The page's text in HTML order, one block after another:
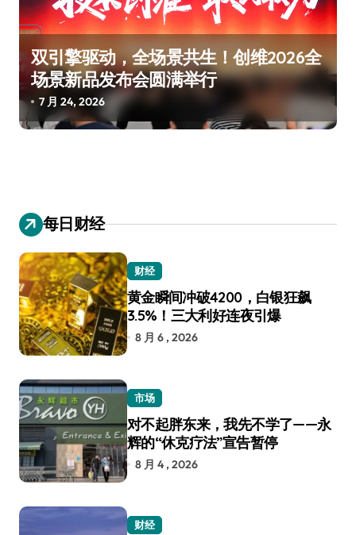
双引擎驱动，全场景共生！创维2026全
场景新品发布会圆满举行
7 月 24, 2026
每日财经
财经
黄金瞬间冲破4200，白银狂飙
3.5%！三大利好连夜引爆
8 月 6 , 2026
市场
对不起胖东来，我先不学了——永
辉的“休克疗法”宣告暂停
8 月 4 , 2026
财经